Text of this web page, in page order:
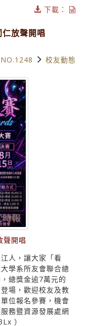
下載：
放聲開唱
NO.1248 校友動態
聲開唱
人，讓大家「看
學系所友會聯合總
總獎金逾7萬元的
場，歡迎校友及教
位報名參賽，機會
務暨資源發展處網
）